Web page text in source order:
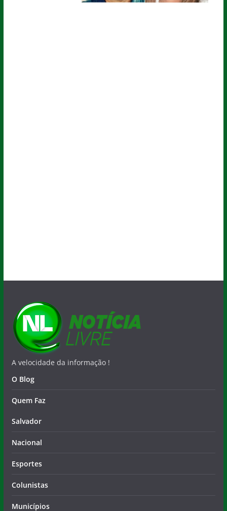
A velocidade da informação !
O Blog
Quem Faz
Salvador
Nacional
Esportes
Colunistas
Municípios